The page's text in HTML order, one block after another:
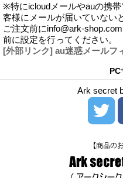
※特にicloudメールやauの携
客様にメールが届いていない
ご注文前にinfo@ark-
前に設定を行ってください。
[外部リンク] au迷惑メールフ
PC
Ark secret